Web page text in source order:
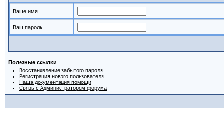
Ваше имя
Ваш пароль
Полезные ссылки
Восстановление забытого пароля
Регистрация нового пользователя
Наша документация помощи
Связь с Администратором форума